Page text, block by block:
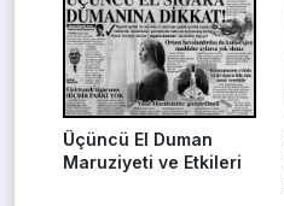
Üçüncü El Duman
Maruziyeti ve Etkileri